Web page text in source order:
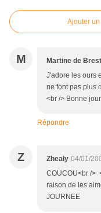
Ajouter
M Martine de Brest
J'adore les ours
ne font pas plus
<br /> Bonne
Répondre
Z Zhealy 04/01/
COUCOU<br />
raison de les
JOURNEE